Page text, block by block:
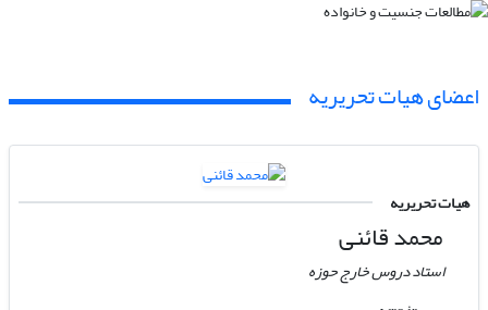
اعضای هیات تحریریه
هیات تحریریه
محمد قائنی
استاد دروس خارج حوزه